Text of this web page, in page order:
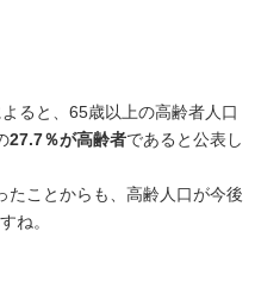
よると、65歳以上の高齢者人口
27.7％が高齢者であると公表し
ことからも、高齢人口が今後
ね。